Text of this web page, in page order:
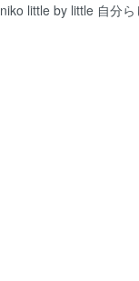
niko little by little 自分ら